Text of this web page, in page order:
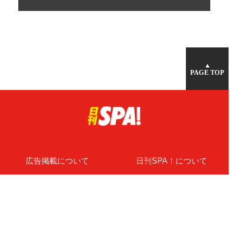
▲
PAGE TOP
広告掲載について 日刊SPA！について